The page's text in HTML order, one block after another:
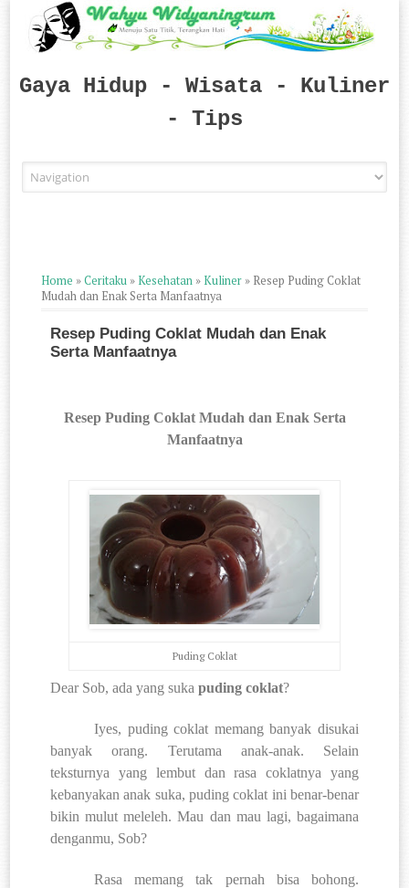
Gaya Hidup - Wisata - Kuliner
- Tips
Home »Ceritaku » Kesehatan » Kuliner » Resep Puding Coklat
Mudah dan Enak Serta Manfaatnya
Resep Puding Coklat Mudah dan Enak
Serta Manfaatnya
Resep Puding Coklat Mudah dan Enak Serta
Manfaatnya
Puding Coklat
Dear Sob, ada yang sukapuding coklat?
Iyes, puding coklat memang banyak disukai
banyak orang. Terutama anak-anak. Selain
teksturnya yang lembut dan rasa coklatnya yang
kebanyakan anak suka, puding coklat ini benar-benar
bikin mulut meleleh. Mau dan mau lagi, bagaimana
denganmu, Sob?
Rasa memang tak pernah bisa bohong.